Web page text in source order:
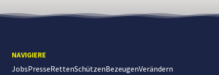
NAVIGIERE
JobsPresseRettenSchützenBezeugenVerändern